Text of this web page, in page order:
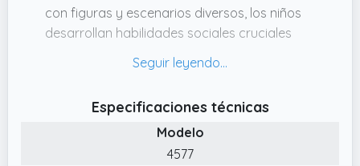
con figuras y escenarios diversos, los niños
desarrollan habilidades sociales cruciales
Los juguetes Playmobil ofrecen un entorno
habilidades mientras se divierten.
✔️ Creatividad sin Límites: El set Playmobil
ofrece un lienzo en blanco para la
Especificaciones técnicas
Modelo
4577